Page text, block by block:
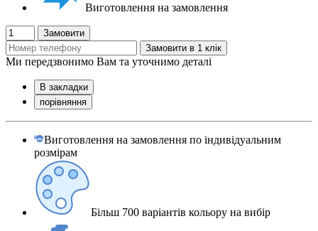
Виготовлення на замовлення
Замовити
Замовити в 1 клік
Ми передзвонимо Вам та уточнимо деталі
В закладки
порівняння
Виготовлення на замовлення по індивідуальним
розмірам
Більш 700 варіантів кольору на вибір